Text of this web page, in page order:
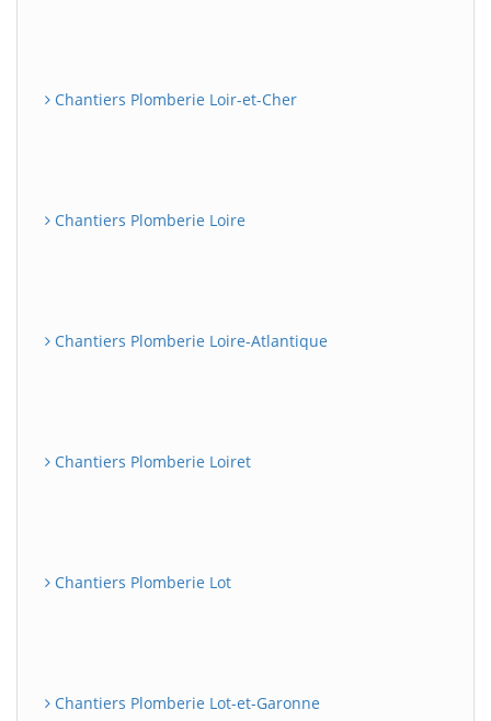
Chantiers Plomberie Loir-et-Cher
Chantiers Plomberie Loire
Chantiers Plomberie Loire-Atlantique
Chantiers Plomberie Loiret
Chantiers Plomberie Lot
Chantiers Plomberie Lot-et-Garonne